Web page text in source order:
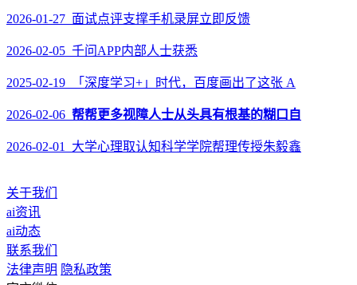
2026-01-27 面试点评支撑手机录屏立即反馈
2026-02-05 千问APP内部人士获悉
2025-02-19 「深度学习+」时代，百度画出了这张 A
2026-02-06 帮帮更多视障人士从头具有根基的糊口自
2026-02-01 大学心理取认知科学学院帮理传授朱毅鑫
关于我们
ai资讯
ai动态
联系我们
法律声明 隐私政策